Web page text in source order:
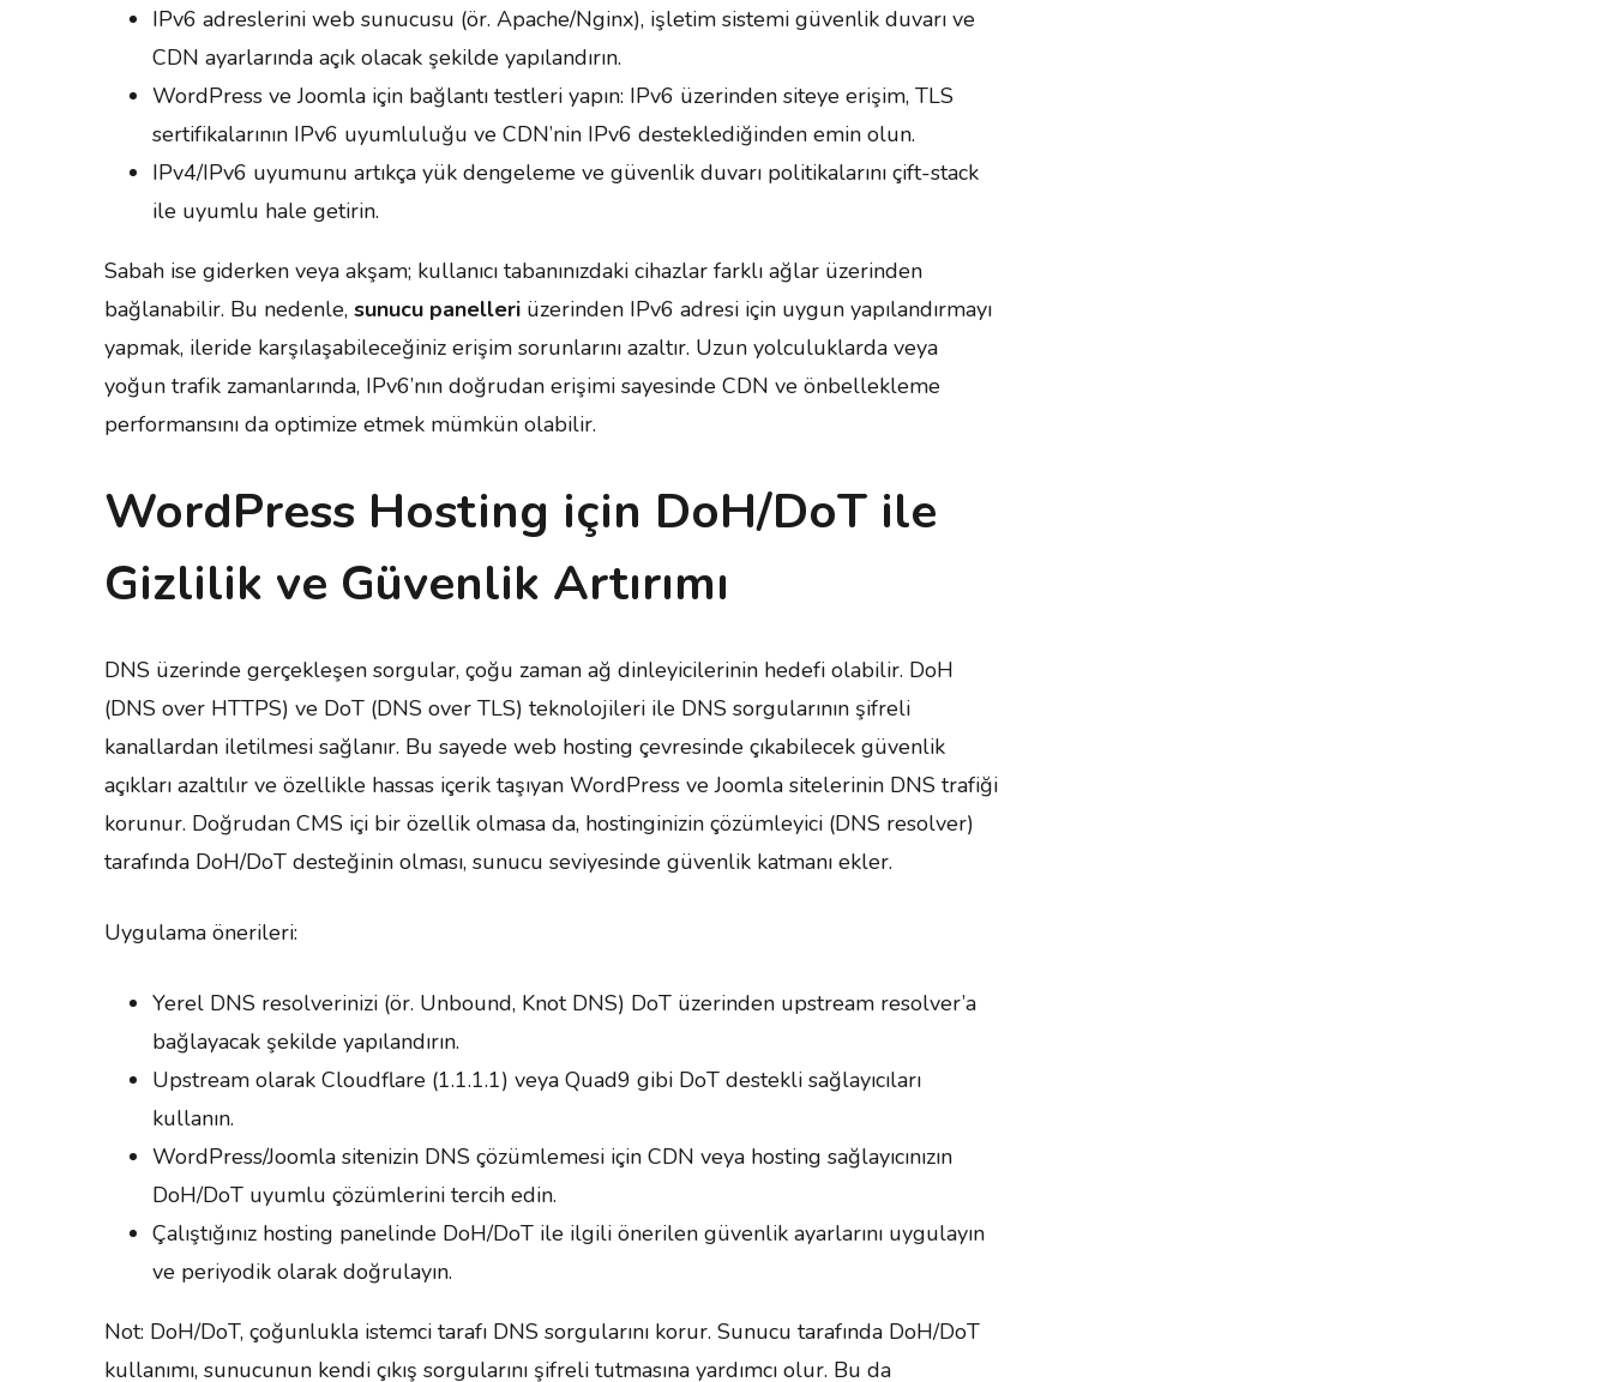
IPv6 adreslerini web sunucusu (ör. Apache/Nginx), işletim sistemi güvenlik duvarı ve
CDN ayarlarında açık olacak şekilde yapılandırın.
WordPress ve Joomla için bağlantı testleri yapın: IPv6 üzerinden siteye erişim, TLS
sertifikalarının IPv6 uyumluluğu ve CDN’nin IPv6 desteklediğinden emin olun.
IPv4/IPv6 uyumunu artıkça yük dengeleme ve güvenlik duvarı politikalarını çift-stack
ile uyumlu hale getirin.
Sabah ise giderken veya akşam; kullanıcı tabanınızdaki cihazlar farklı ağlar üzerinden
bağlanabilir. Bu nedenle, sunucu panelleri üzerinden IPv6 adresi için uygun yapılandırmayı
yapmak, ileride karşılaşabileceğiniz erişim sorunlarını azaltır. Uzun yolculuklarda veya
yoğun trafik zamanlarında, IPv6’nın doğrudan erişimi sayesinde CDN ve önbellekleme
performansını da optimize etmek mümkün olabilir.
WordPress Hosting için DoH/DoT ile
Gizlilik ve Güvenlik Artırımı
DNS üzerinde gerçekleşen sorgular, çoğu zaman ağ dinleyicilerinin hedefi olabilir. DoH
(DNS over HTTPS) ve DoT (DNS over TLS) teknolojileri ile DNS sorgularının şifreli
kanallardan iletilmesi sağlanır. Bu sayede web hosting çevresinde çıkabilecek güvenlik
açıkları azaltılır ve özellikle hassas içerik taşıyan WordPress ve Joomla sitelerinin DNS trafiği
korunur. Doğrudan CMS içi bir özellik olmasa da, hostinginizin çözümleyici (DNS resolver)
tarafında DoH/DoT desteğinin olması, sunucu seviyesinde güvenlik katmanı ekler.
Uygulama önerileri:
Yerel DNS resolverinizi (ör. Unbound, Knot DNS) DoT üzerinden upstream resolver’a
bağlayacak şekilde yapılandırın.
Upstream olarak Cloudflare (1.1.1.1) veya Quad9 gibi DoT destekli sağlayıcıları
kullanın.
WordPress/Joomla sitenizin DNS çözümlemesi için CDN veya hosting sağlayıcınızın
DoH/DoT uyumlu çözümlerini tercih edin.
Çalıştığınız hosting panelinde DoH/DoT ile ilgili önerilen güvenlik ayarlarını uygulayın
ve periyodik olarak doğrulayın.
Not: DoH/DoT, çoğunlukla istemci tarafı DNS sorgularını korur. Sunucu tarafında DoH/DoT
kullanımı, sunucunun kendi çıkış sorgularını şifreli tutmasına yardımcı olur. Bu da